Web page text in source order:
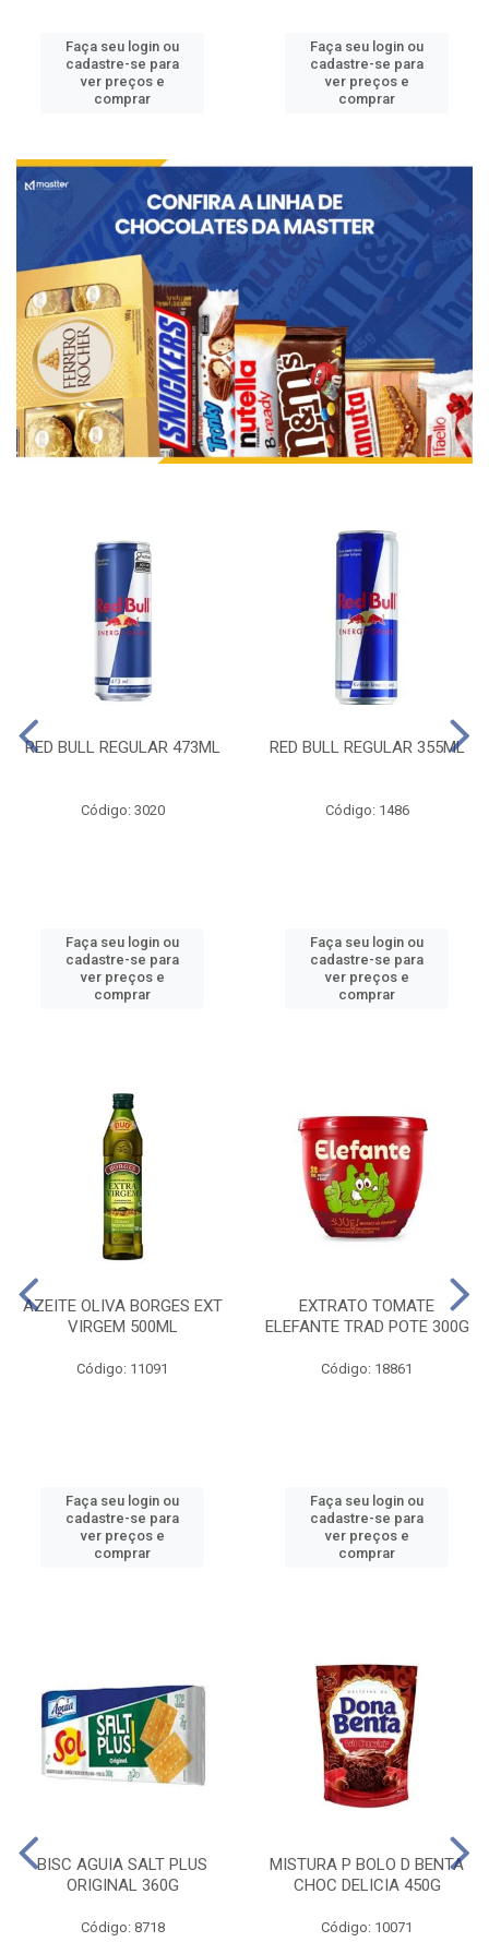
Faça seu login ou
cadastre-se para
ver preços e
comprar
Faça seu login ou
cadastre-se para
ver preços e
comprar
RED BULL REGULAR 473ML
Código: 3020
Faça seu login ou
cadastre-se para
ver preços e
comprar
RED BULL REGULAR 355ML
Código: 1486
Faça seu login ou
cadastre-se para
ver preços e
comprar
AZEITE OLIVA BORGES EXT
VIRGEM 500ML
Código: 11091
Faça seu login ou
cadastre-se para
ver preços e
comprar
EXTRATO TOMATE
ELEFANTE TRAD POTE 300G
Código: 18861
Faça seu login ou
cadastre-se para
ver preços e
comprar
BISC AGUIA SALT PLUS
ORIGINAL 360G
Código: 8718
MISTURA P BOLO D BENTA
CHOC DELICIA 450G
Código: 10071